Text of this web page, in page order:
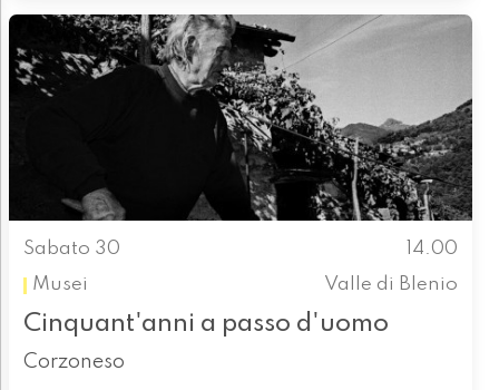
Sabato 30
14.00
Musei
Valle di Blenio
Cinquant'anni a passo d'uomo
Corzoneso